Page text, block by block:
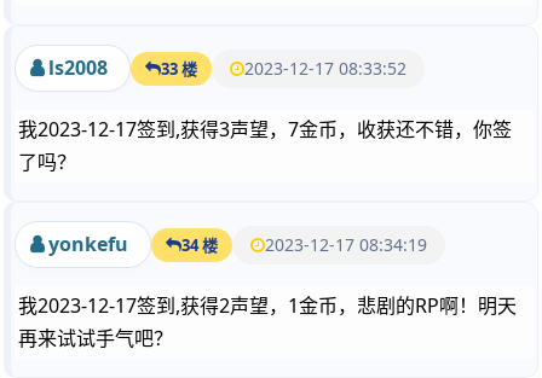
ls2008 33 楼 2023-12-17 08:33:52
我2023-12-17签到,获得3声望，7金币，收获还不错，你签
了吗？
yonkefu 34 楼 2023-12-17 08:34:19
我2023-12-17签到,获得2声望，1金币，悲剧的RP啊！明天
再来试试手气吧？